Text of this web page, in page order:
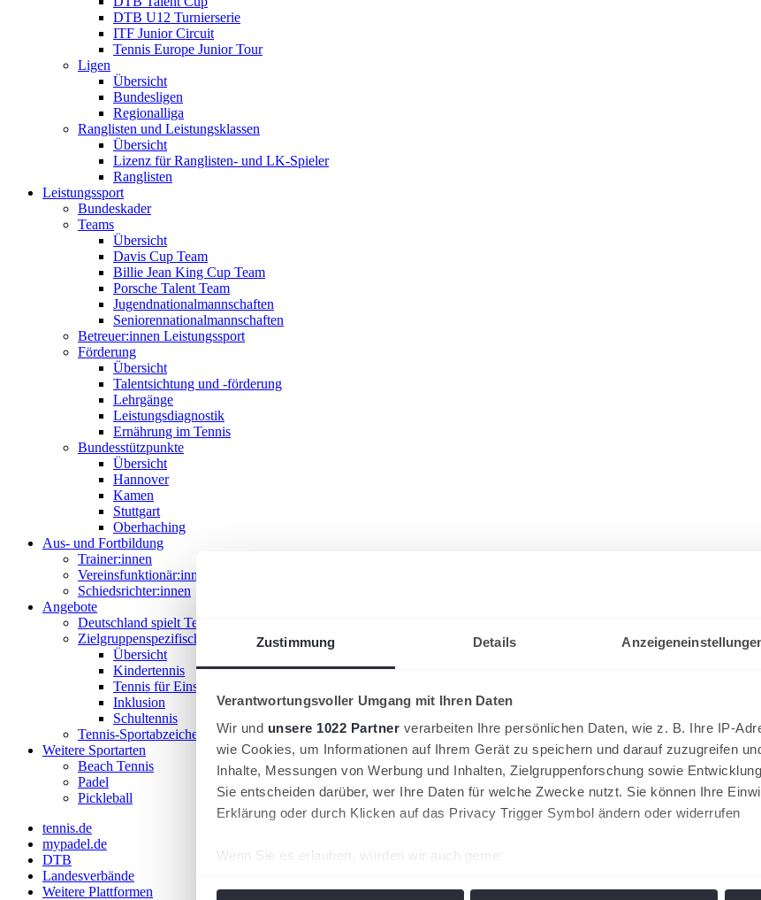
Zustimmung Details
Verantwortungsvoller Umgang mit Ihren Daten
Wir und unsere 1022 Partner verarbeiten Ihre persönlichen Daten, wie z. B. Ihre IP-
wie Cookies, um Informationen auf Ihrem Gerät zu speichern und darauf zuzugreifen
Inhalte, Messungen von Werbung und Inhalten, Zielgruppenforschung sowie
Sie entscheiden darüber, wer Ihre Daten für welche Zwecke nutzt. Sie können Ihre
Erklärung oder durch Klicken auf das Privacy Trigger Symbol ändern oder widerrufen
Wenn Sie es erlauben, würden wir auch gerne:
DTB U12 Turnierserie
ITF Junior Circuit
Tennis Europe Junior Tour
Ligen
Übersicht
Bundesligen
Regionalliga
Ranglisten und Leistungsklassen
Übersicht
Lizenz für Ranglisten- und LK-Spieler
Ranglisten
Leistungssport
Bundeskader
Teams
Übersicht
Davis Cup Team
Billie Jean King Cup Team
Porsche Talent Team
Jugendnationalmannschaften
Seniorennationalmannschaften
Betreuer:innen Leistungssport
Förderung
Übersicht
Talentsichtung und -förderung
Lehrgänge
Leistungsdiagnostik
Ernährung im Tennis
Bundesstützpunkte
Übersicht
Hannover
Kamen
Stuttgart
Oberhaching
Aus- und Fortbildung
Trainer:innen
Vereinsfunktionär:innen
Schiedsrichter:innen
Angebote
Deutschland spielt Tennis
Zielgruppenspezifische Angebote
Übersicht
Kindertennis
Tennis für Einsteiger 18+
Inklusion
Schultennis
Tennis-Sportabzeichen
Weitere Sportarten
Beach Tennis
Padel
Pickleball
tennis.de
mypadel.de
DTB
Landesverbände
Weitere Plattformen